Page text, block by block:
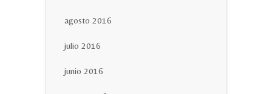
agosto 2016
julio 2016
junio 2016